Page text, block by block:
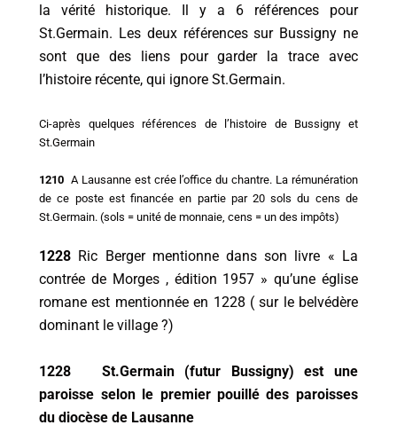
la vérité historique. Il y a 6 références pour
St.Germain. Les deux références sur Bussigny ne
sont que des liens pour garder la trace avec
l’histoire récente, qui ignore St.Germain.
Ci-après quelques références de l’histoire de Bussigny et
St.Germain
1210 A Lausanne est crée l’office du chantre. La rémunération
de ce poste est financée en partie par 20 sols du cens de
St.Germain. (sols = unité de monnaie, cens = un des impôts)
1228 Ric Berger mentionne dans son livre « La
contrée de Morges , édition 1957 » qu’une église
romane est mentionnée en 1228 ( sur le belvédère
dominant le village ?)
1228 St.Germain (futur Bussigny) est une
paroisse selon le premier pouillé des paroisses
du diocèse de Lausanne